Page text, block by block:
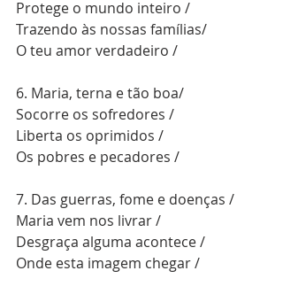
Protege o mundo inteiro /
Trazendo às nossas famílias/
O teu amor verdadeiro /
6. Maria, terna e tão boa/
Socorre os sofredores /
Liberta os oprimidos /
Os pobres e pecadores /
7. Das guerras, fome e doenças /
Maria vem nos livrar /
Desgraça alguma acontece /
Onde esta imagem chegar /